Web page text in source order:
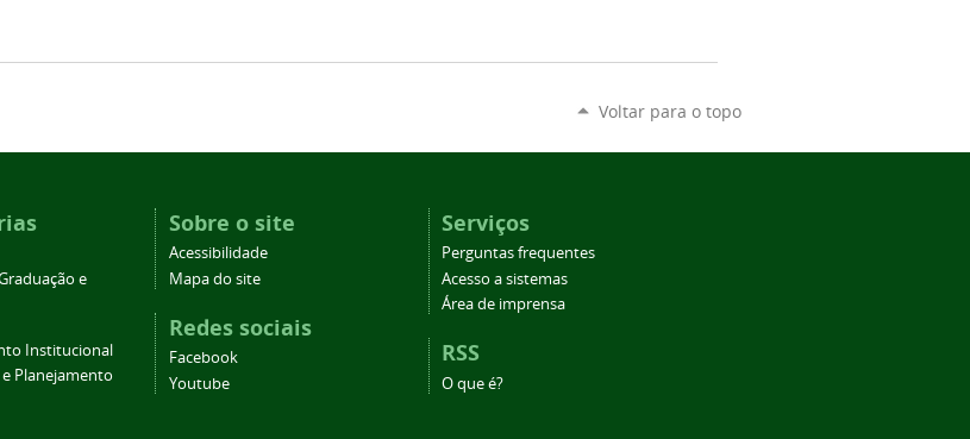
Voltar para o topo
e
Institucional
Planejamento
Sobre o site
Acessibilidade
Mapa do site
Redes sociais
Facebook
Youtube
Serviços
Perguntas frequentes
Acesso a sistemas
Área de imprensa
RSS
O que é?